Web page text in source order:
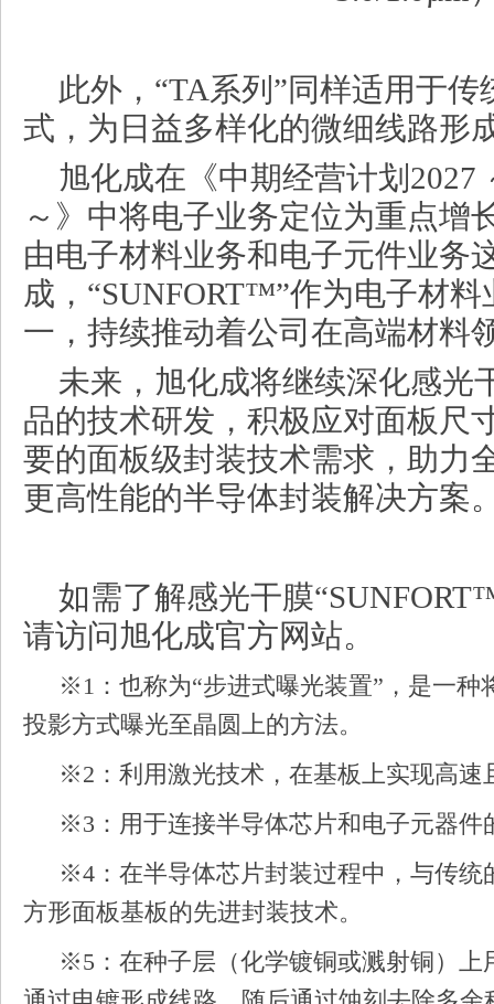
此外，“TA系列”同样适用于传
式，为日益多样化的微细线路形
旭化成在《中期经营计划2027
～》中将电子业务定位为重点增
由电子材料业务和电子元件业务
成，“SUNFORT™”作为电子材
一，持续推动着公司在高端材料
未来，旭化成将继续深化感光
品的技术研发，积极应对面板尺
要的面板级封装技术需求，助力
更高性能的半导体封装解决方案
如需了解感光干膜
请访问旭化成官方网站。
※1：也称为“步进式曝光装置”，是一种
投影方式曝光至晶圆上的方法。
※2：利用激光技术，在基板上实现高速
※3：用于连接半导体芯片和电子元器件
※4：在半导体芯片封装过程中，与传统
方形面板基板的先进封装技术。
※5：在种子层（化学镀铜或溅射铜）上